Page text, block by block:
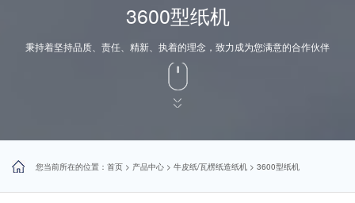
3600型纸机
秉持着坚持品质、责任、精新、执着的理念，致力成为您满意的合作伙伴
您当前所在的位置： 首页 > 产品中心 > 牛皮纸/瓦楞纸造纸机 > 3600型纸机